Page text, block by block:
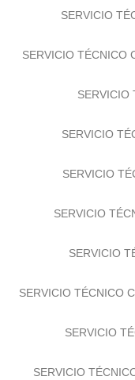
SERVICIO
SERVICIO TÉCNICO
SERVICIO
SERVICIO
SERVICIO
SERVICIO
SERVICIO
SERVICIO TÉCNICO
SERVICIO
SERVICIO